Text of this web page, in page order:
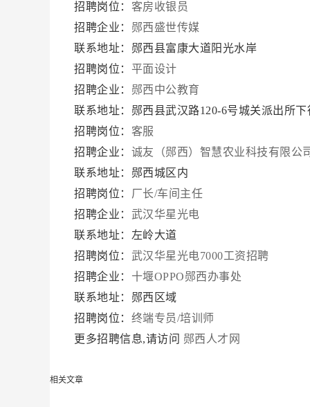
招聘岗位： 客房收银员
招聘企业： 郧西盛世传媒
联系地址：郧西县富康大道阳光水岸
招聘岗位： 平面设计
招聘企业： 郧西中公教育
联系地址：郧西县武汉路120-6号城关派出所下
招聘岗位： 客服
招聘企业： 诚友（郧西）智慧农业科技有限公
联系地址：郧西城区内
招聘岗位： 厂长/车间主任
招聘企业： 武汉华星光电
联系地址：左岭大道
招聘岗位： 武汉华星光电7000工资招聘
招聘企业： 十堰OPPO郧西办事处
联系地址：郧西区域
招聘岗位： 终端专员/培训师
更多招聘信息,请访问 郧西人才网
相关文章